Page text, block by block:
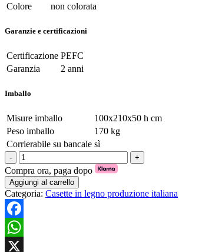
Colore
non colorata
Garanzie e certificazioni
Certificazione PEFC
Garanzia
2 anni
Imballo
Misure imballo
100x210x50 h cm
Peso imballo
170 kg
Corrierabile su bancale sì
Casetta
in
legno
"Hobby"
cm
198x98
con
pavimento
e
Compra ora, paga dopo
Aggiungi al carrello
Categoria: Casette in legno produzione italiana
Facebook
WhatsApp